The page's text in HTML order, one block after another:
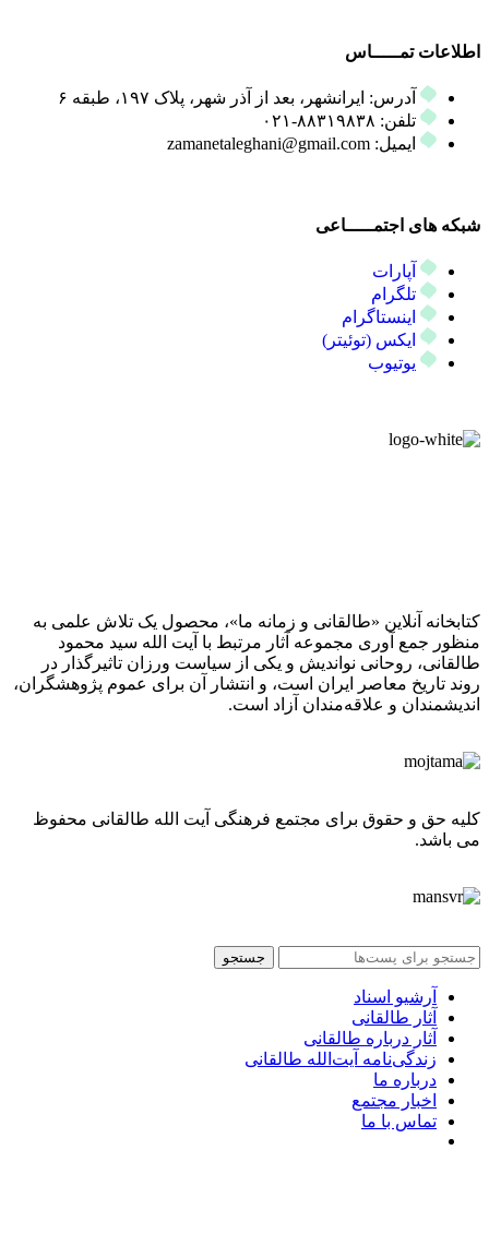
اطلاعات تمـــــاس
آدرس: ایرانشهر، بعد از آذر شهر، پلاک ۱۹۷، طبقه ۶
تلفن: ۸۸۳۱۹۸۳۸-۰۲۱
ایمیل: zamanetaleghani@gmail.com
شبکه های اجتمـــــاعی
آپارات
تلگرام
اینستاگرام
ایکس (توئیتر)
یوتیوب
کتابخانه آنلاین «طالقانی و زمانه ما»، محصول یک تلاش علمی به
منظور جمع آوری مجموعه آثار مرتبط با آیت الله سید محمود
طالقانی، روحانی نواندیش و یکی از سیاست ورزان تاثیرگذار در
روند تاریخ معاصر ایران است، و انتشار آن برای عموم پژوهشگران،
اندیشمندان و علاقه‌مندان آزاد است.
کلیه حق و حقوق برای مجتمع فرهنگی آیت الله طالقانی محفوظ
می باشد.
جستجو
آرشیو اسناد
آثار طالقانی
آثار درباره طالقانی
زندگی‌نامه آیت‌الله طالقانی
درباره ما
اخبار مجتمع
تماس با ما